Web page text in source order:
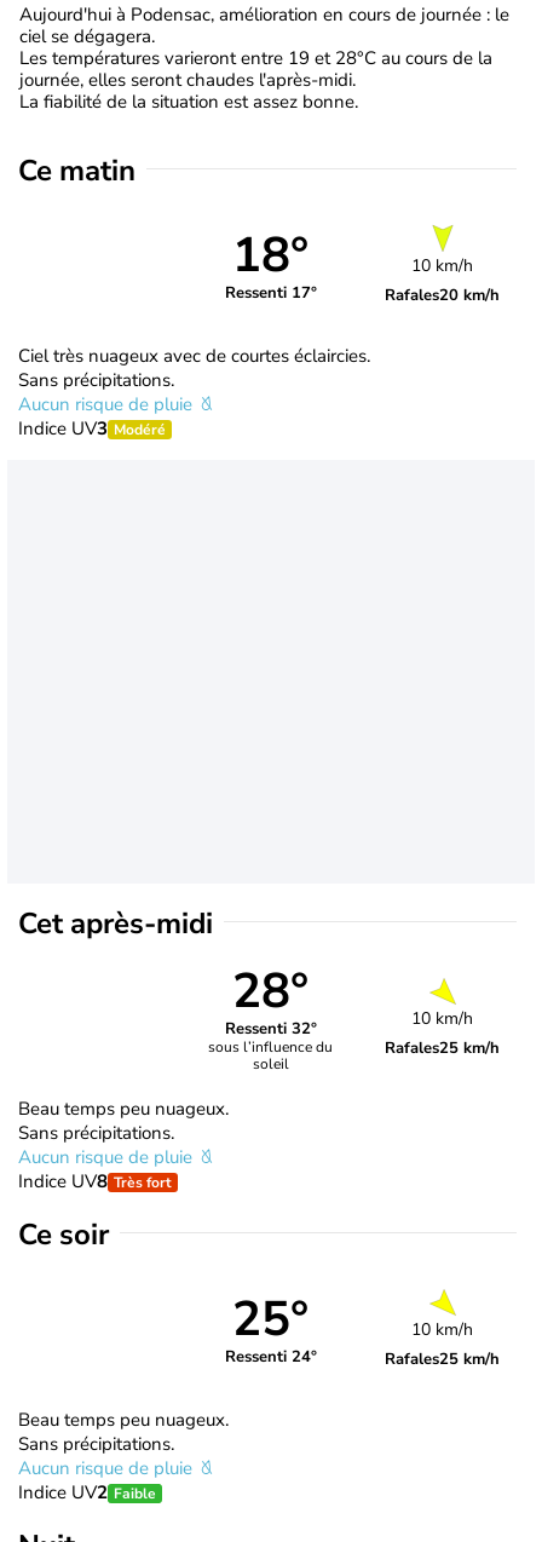
Aujourd'hui à Podensac, amélioration en cours de journée : le
ciel se dégagera.
Les températures varieront entre 19 et 28°C au cours de la
journée, elles seront chaudes l'après-midi.
La fiabilité de la situation est assez bonne.
Ce matin
18°
Ressenti 17°
10 km/h
Rafales20 km/h
Ciel très nuageux avec de courtes éclaircies.
Sans précipitations.
Aucun risque de pluie
Indice UV3 Modéré
Cet après-midi
28°
Ressenti 32°
sous l’influence du
soleil
10 km/h
Rafales25 km/h
Beau temps peu nuageux.
Sans précipitations.
Aucun risque de pluie
Indice UV8 Très fort
Ce soir
25°
Ressenti 24°
10 km/h
Rafales25 km/h
Beau temps peu nuageux.
Sans précipitations.
Aucun risque de pluie
Indice UV2 Faible